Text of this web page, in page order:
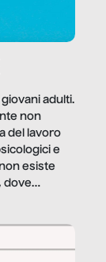
adulti.
non
del lavoro
e
esiste
dove